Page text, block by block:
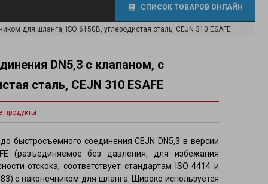
СПИСОК ТОВАРОВ ОНЛАЙН
для шланга, ISO 6150B, углеродистая сталь, CEJN 310 ESAFE
DN5,3 с клапаном, с
сталь, CEJN 310 ESAFE
продукты
быстросъемного соединения CEJN DN5,3 в версии
(разъединяемое без давления, для избежания
отскока, соответствует стандартам ISO 4414 и
с наконечником для шланга. Широко используется